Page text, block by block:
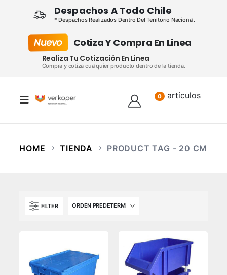
Despachos A Todo Chile
* Despachos Realizados Dentro Del Territorio Nacional.
Nuevo Cotiza Y Compra En Linea
Realiza Tu Cotización En Linea
Compra y cotiza cualquier producto dentro de la tienda.
0 artículos
HOME TIENDA PRODUCT TAG - 20 CM
FILTER